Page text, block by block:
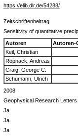
https://elib.dlr.de/54288/
Zeitschriftenbeitrag
Sensitivity of quantitative
Autoren
Autoren-
Keil, Christian
Röpnack, Andreas
Craig, George C.
Schumann, Ulrich
2008
Geophysical Research Letters
Ja
Ja
Ja